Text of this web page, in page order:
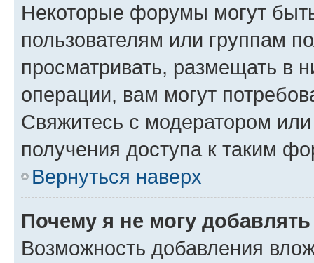
Некоторые форумы могут
пользователям или группам
просматривать, размещать в
операции, вам могут
Свяжитесь с модератором
получения доступа к таким
Вернуться наверх
Почему я не могу
Возможность добавления